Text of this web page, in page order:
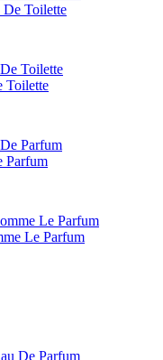
Toilette
Toilette
Parfum
Le Parfum